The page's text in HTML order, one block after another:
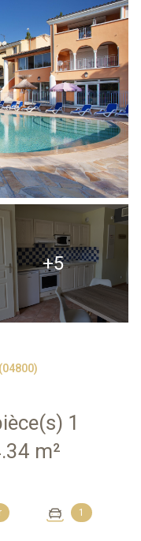
+5
chambre(s) 34.34 m²
1